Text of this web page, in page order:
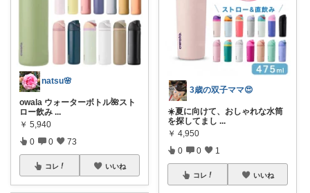
natsu🌸
owala ウォーターボトル🌺スト
ロー飲み ...
￥ 5,940
0 0 73
コレ いいね
3歳の双子ママ😍
☀️夏に向けて、おしゃれな水筒
を探してまし ...
￥ 4,950
0 0 1
コレ いいね